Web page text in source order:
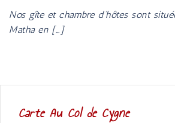
Nos gîte et chambre d’hôtes sont
Matha en […]
Carte Au Col de Cygne